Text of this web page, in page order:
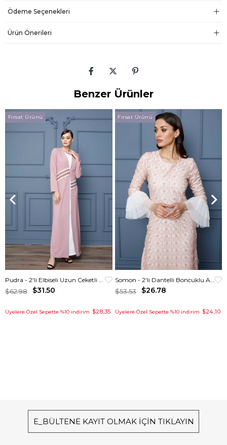
Ödeme Seçenekleri
Ürün Önerileri
Benzer Ürünler
Pudra - 2'li Elbiseli Uzun Ceketli Taşlı Abiye Takım
$31.50
$62.98
Fırsat Ürünü
Üyelere Özel Sepette %10 indirim $28,35
Somon - 2'li Dantelli Boncuklu Abiye Takım
$26.78
$53.53
Fırsat Ürünü
Üyelere Özel Sepette %10 indirim $24,10
E_BÜLTENE KAYIT OLMAK İÇİN TIKLAYIN